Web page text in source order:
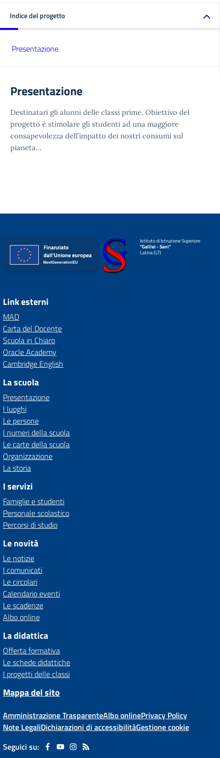
Indice del progetto
Presentazione
Presentazione
Destinatari gli alunni delle classi prime. Obiettivo del
progetto è stimolare gli studenti ad una maggiore
consapevolezza dell’impatto dei nostri consumi sul
pianeta…
Istituto di Istruzione Superiore
"Galilei - Sani"
Latina (LT)
Link esterni
MAD
Carta del Docente
Scuola in Chiaro
Oracle Academy
Cambridge English
La scuola
Presentazione
I luoghi
Le persone
I numeri della scuola
Le carte della scuola
Organizzazione
La storia
I servizi
Famiglie e studenti
Personale scolastico
Percorsi di studio
Le novità
Le notizie
I comunicati
Le circolari
Calendario eventi
Le scadenze
Albo online
La didattica
Offerta formativa
Le schede didattiche
I progetti delle classi
Mappa del sito
Amministrazione TrasparenteAlbo onlinePrivacy Policy
Note LegaliDichiarazioni di accessibilitàGestione cookie
Seguici su: